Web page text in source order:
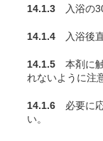
14.1.3 入浴の
14.1.4 入浴後
14.1.5 本剤に
れないように注
14.1.6 必要に
い。